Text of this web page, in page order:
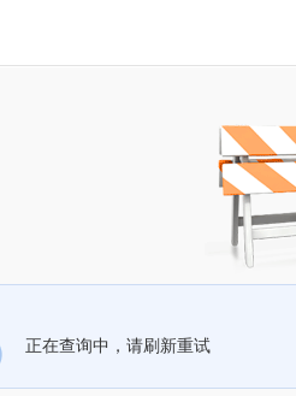
正在查询中，请刷新重试